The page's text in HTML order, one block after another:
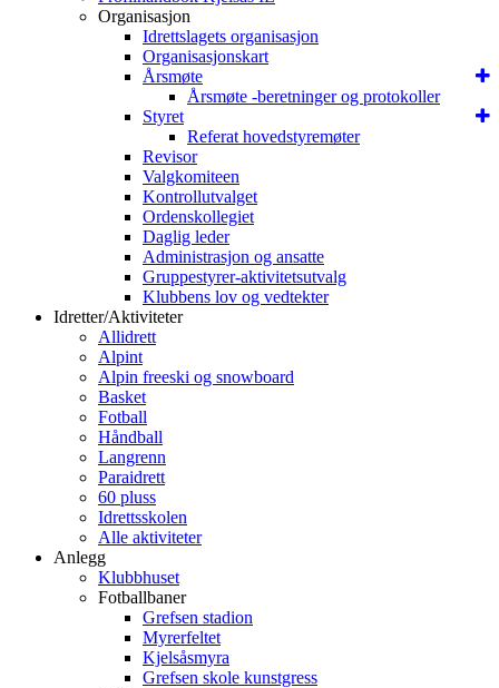
Organisasjon
Idrettslagets organisasjon
Organisasjonskart
Årsmøte
Årsmøte -beretninger og protokoller
Styret
Referat hovedstyremøter
Revisor
Valgkomiteen
Kontrollutvalget
Ordenskollegiet
Daglig leder
Administrasjon og ansatte
Gruppestyrer-aktivitetsutvalg
Klubbens lov og vedtekter
Idretter/Aktiviteter
Allidrett
Alpint
Alpin freeski og snowboard
Basket
Fotball
Håndball
Langrenn
Paraidrett
60 pluss
Idrettsskolen
Alle aktiviteter
Anlegg
Klubbhuset
Fotballbaner
Grefsen stadion
Myrerfeltet
Kjelsåsmyra
Grefsen skole kunstgress